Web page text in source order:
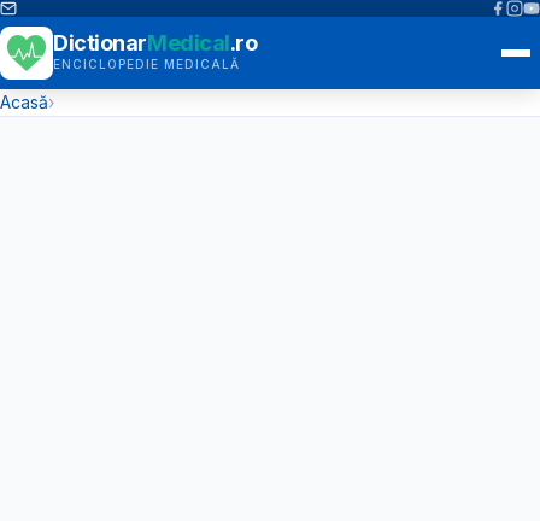
DictionarMedical.ro
ENCICLOPEDIE MEDICALĂ
Acasă›